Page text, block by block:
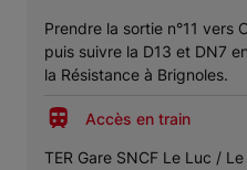
Prendre la sortie n°11 vers
puis suivre la D13 et DN7
la Résistance à Brignoles.
Accès en train
TER Gare SNCF Le Luc /